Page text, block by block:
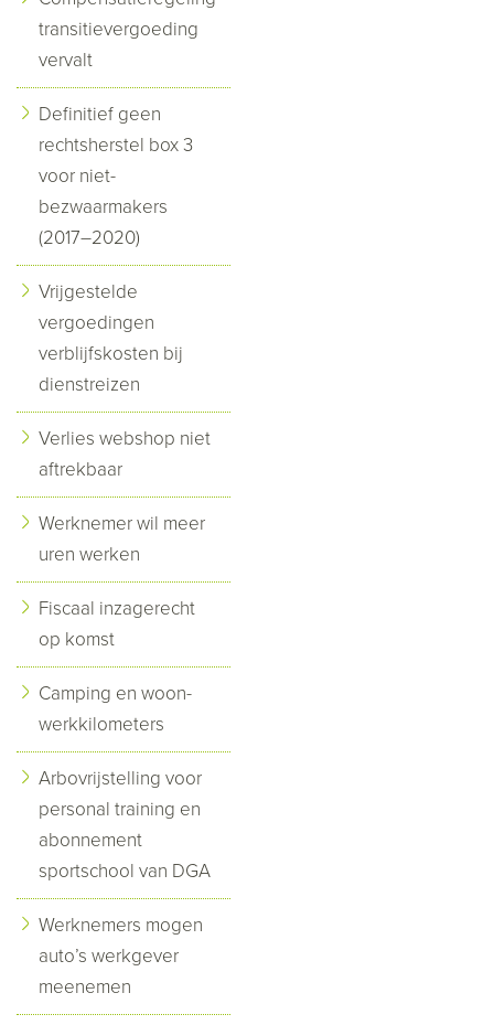
transitievergoeding
vervalt
Definitief geen
rechtsherstel box 3
voor niet-
bezwaarmakers
(2017–2020)
Vrijgestelde
vergoedingen
verblijfskosten bij
dienstreizen
Verlies webshop niet
aftrekbaar
Werknemer wil meer
uren werken
Fiscaal inzagerecht
op komst
Camping en woon-
werkkilometers
Arbovrijstelling voor
personal training en
abonnement
sportschool van DGA
Werknemers mogen
auto’s werkgever
meenemen